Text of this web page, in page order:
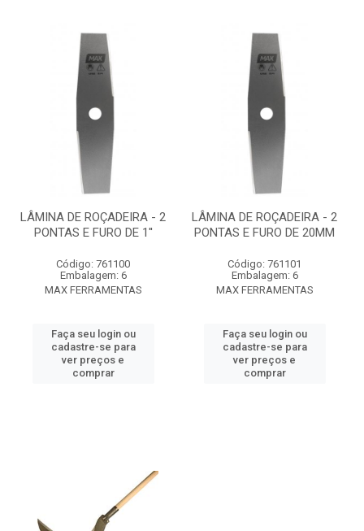
LÂMINA DE ROÇADEIRA - 2
PONTAS E FURO DE 1''
Código: 761100
Embalagem: 6
MAX FERRAMENTAS
Faça seu login ou
cadastre-se para
ver preços e
comprar
LÂMINA DE ROÇADEIRA - 2
PONTAS E FURO DE 20MM
Código: 761101
Embalagem: 6
MAX FERRAMENTAS
Faça seu login ou
cadastre-se para
ver preços e
comprar